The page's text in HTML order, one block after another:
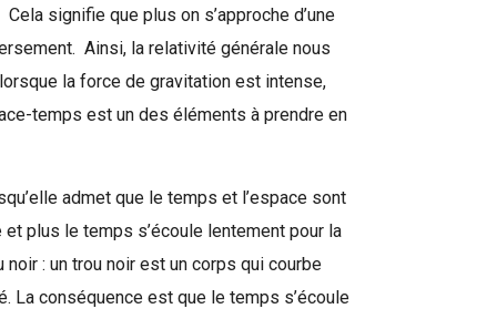
signifie que plus on s’approche d’une
Ainsi, la relativité générale nous
la force de gravitation est intense,
temps est un des éléments à prendre en
admet que le temps et l’espace sont
plus le temps s’écoule lentement pour la
: un trou noir est un corps qui courbe
La conséquence est que le temps s’écoule